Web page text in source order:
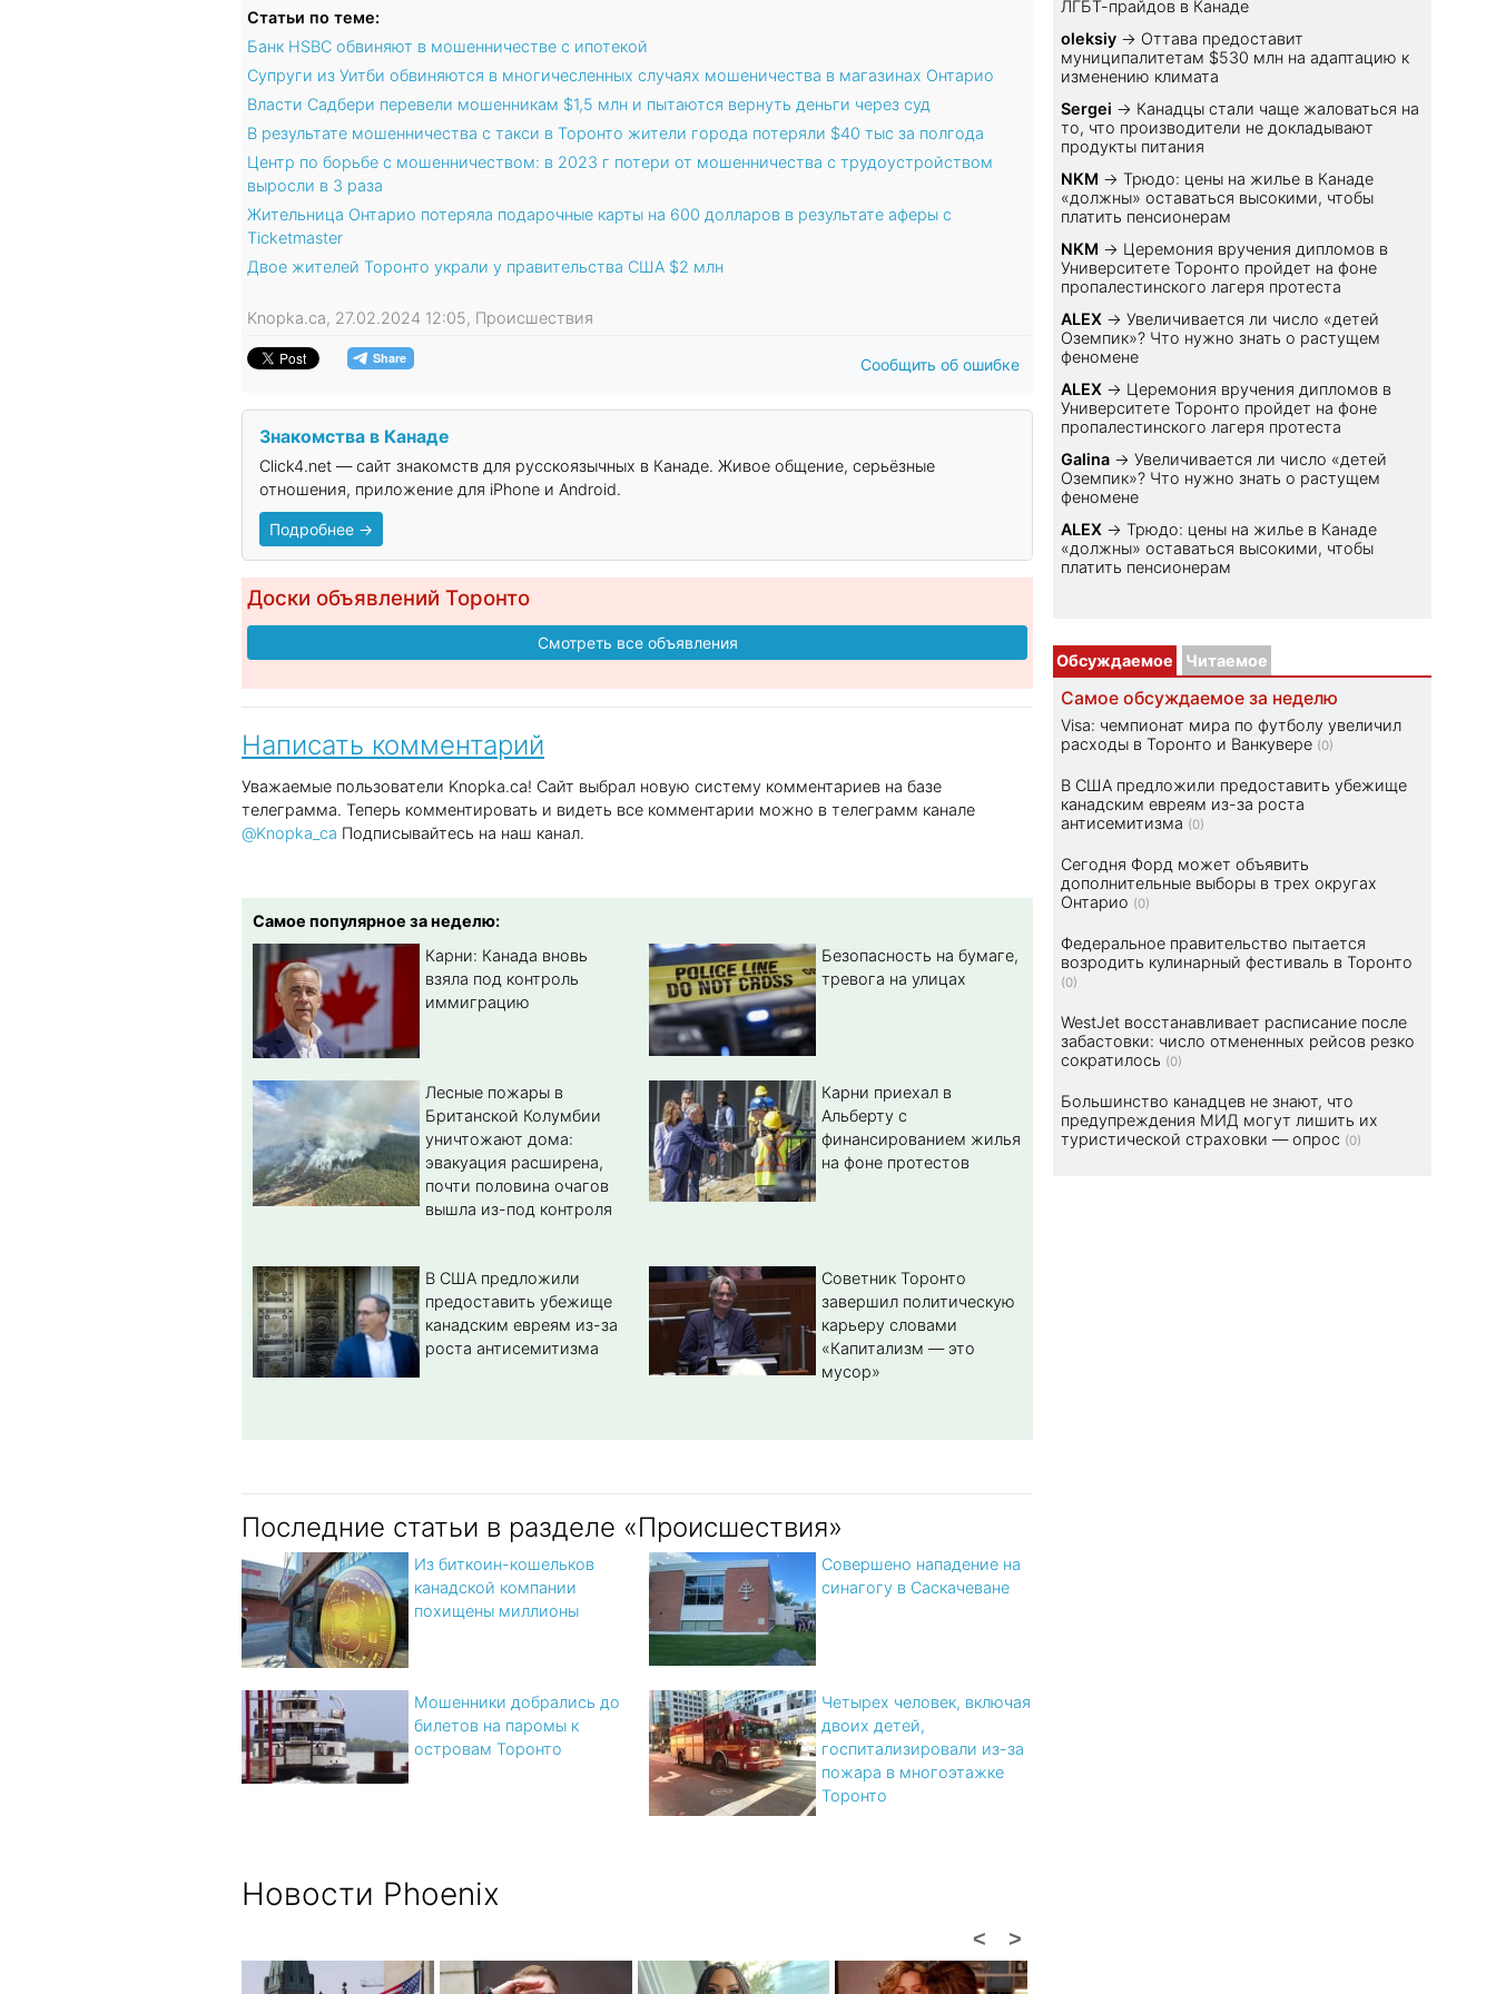
Статьи по теме:
Банк HSBC обвиняют в мошенничестве с ипотекой
Супруги из Уитби обвиняются в многичесленных случаях мошеничества в магазинах Онтарио
Власти Садбери перевели мошенникам $1,5 млн и пытаются вернуть деньги через суд
В результате мошенничества с такси в Торонто жители города потеряли $40 тыс за полгода
Центр по борьбе с мошенничеством: в 2023 г потери от мошенничества с трудоустройством
выросли в 3 раза
Жительница Онтарио потеряла подарочные карты на 600 долларов в результате аферы с
Ticketmaster
Двое жителей Торонто украли у правительства США $2 млн
Knopka.ca, 27.02.2024 12:05, Происшествия
Сообщить об ошибке
Знакомства в Канаде
Click4.net — сайт знакомств для русскоязычных в Канаде. Живое общение, серьёзные
отношения, приложение для iPhone и Android.
Подробнее →
Доски объявлений Торонто
Смотреть все объявления
Написать комментарий
Уважаемые пользователи Knopka.ca! Сайт выбрал новую систему комментариев на базе
телеграмма. Теперь комментировать и видеть все комментарии можно в телеграмм канале
@Knopka_ca Подписывайтесь на наш канал.
Самое популярное за неделю:
Карни: Канада вновь
взяла под контроль
иммиграцию
Безопасность на бумаге,
тревога на улицах
Лесные пожары в
Британской Колумбии
уничтожают дома:
эвакуация расширена,
почти половина очагов
вышла из-под контроля
Карни приехал в
Альберту с
финансированием жилья
на фоне протестов
В США предложили
предоставить убежище
канадским евреям из-за
роста антисемитизма
Советник Торонто
завершил политическую
карьеру словами
«Капитализм — это
мусор»
Последние статьи в разделе «Происшествия»
Из биткоин-кошельков
канадской компании
похищены миллионы
Совершено нападение на
синагогу в Саскачеване
Мошенники добрались до
билетов на паромы к
островам Торонто
Четырех человек, включая
двоих детей,
госпитализировали из-за
пожара в многоэтажке
Торонто
Новости Phoenix
>
<
ЛГБТ-прайдов в Канаде
oleksiy → Оттава предоставит
муниципалитетам $530 млн на адаптацию к
изменению климата
Sеrgei → Канадцы стали чаще жаловаться на
то, что производители не докладывают
продукты питания
NKM →Трюдо: цены на жилье в Канаде
«должны» оставаться высокими, чтобы
платить пенсионерам
NKM → Церемония вручения дипломов в
Университете Торонто пройдет на фоне
пропалестинского лагеря протеста
ALEX →Увеличивается ли число «детей
Оземпик»? Что нужно знать о растущем
феномене
ALEX → Церемония вручения дипломов в
Университете Торонто пройдет на фоне
пропалестинского лагеря протеста
Galina →Увеличивается ли число «детей
Оземпик»? Что нужно знать о растущем
феномене
ALEX →Трюдо: цены на жилье в Канаде
«должны» оставаться высокими, чтобы
платить пенсионерам
Обсуждаемое Читаемое
Самое обсуждаемое за неделю
Visa: чемпионат мира по футболу увеличил
расходы в Торонто и Ванкувере (0)
В США предложили предоставить убежище
канадским евреям из-за роста
антисемитизма (0)
Сегодня Форд может объявить
дополнительные выборы в трех округах
Онтарио (0)
Федеральное правительство пытается
возродить кулинарный фестиваль в Торонто
(0)
WestJet восстанавливает расписание после
забастовки: число отмененных рейсов резко
сократилось (0)
Большинство канадцев не знают, что
предупреждения МИД могут лишить их
туристической страховки — опрос (0)